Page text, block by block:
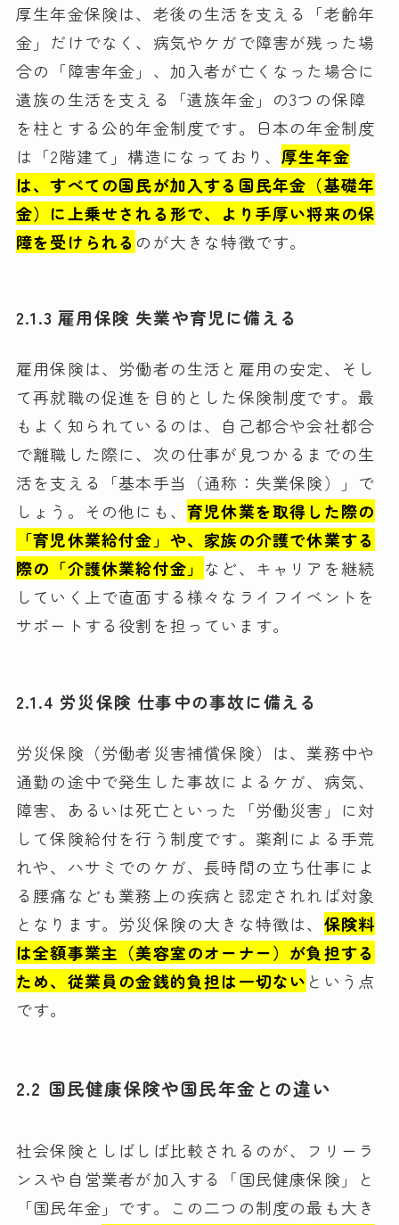
厚生年金保険は、老後の生活を支える「老齢年
金」だけでなく、病気やケガで障害が残った場
合の「障害年金」、加入者が亡くなった場合に
遺族の生活を支える「遺族年金」の3つの保障
を柱とする公的年金制度です。日本の年金制度
は「2階建て」構造になっており、厚生年金
は、すべての国民が加入する国民年金（基礎年
金）に上乗せされる形で、より手厚い将来の保
障を受けられる のが大きな特徴です。
2.1.3 雇用保険 失業や育児に備える
雇用保険は、労働者の生活と雇用の安定、そし
て再就職の促進を目的とした保険制度です。最
もよく知られているのは、自己都合や会社都合
で離職した際に、次の仕事が見つかるまでの生
活を支える「基本手当（通称：失業保険）」で
しょう。その他にも、 育児休業を取得した際の
「育児休業給付金」や、家族の介護で休業する
際の「介護休業給付金」 など、キャリアを継続
していく上で直面する様々なライフイベントを
サポートする役割を担っています。
2.1.4 労災保険 仕事中の事故に備える
労災保険（労働者災害補償保険）は、業務中や
通勤の途中で発生した事故によるケガ、病気、
障害、あるいは死亡といった「労働災害」に対
して保険給付を行う制度です。薬剤による手荒
れや、ハサミでのケガ、長時間の立ち仕事によ
る腰痛なども業務上の疾病と認定されれば対象
となります。労災保険の大きな特徴は、 保険料
は全額事業主（美容室のオーナー）が負担する
ため、従業員の金銭的負担は一切ない という点
です。
2.2 国民健康保険や国民年金との違い
社会保険としばしば比較されるのが、フリーラ
ンスや自営業者が加入する「国民健康保険」と
「国民年金」です。この二つの制度の最も大き